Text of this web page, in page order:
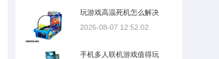
玩游戏高温死机怎么解决
2026-08-07 12:52:02
手机多人联机游戏值得玩